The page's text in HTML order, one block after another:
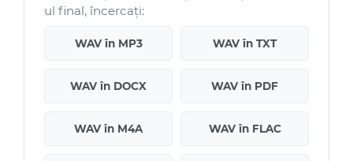
ul final, încercați:
WAV în MP3 WAV în TXT
WAV în DOCX WAV în PDF
WAV în M4A WAV în FLAC